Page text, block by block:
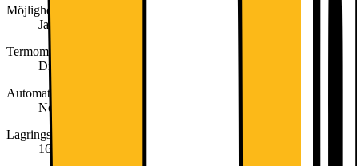
Möjlighet till snabbnedkylning
Ja
Termometer frysdel
Digital
Automatisk motordriven ismaskin
Nej
Lagringstid vid strömavbrott
16